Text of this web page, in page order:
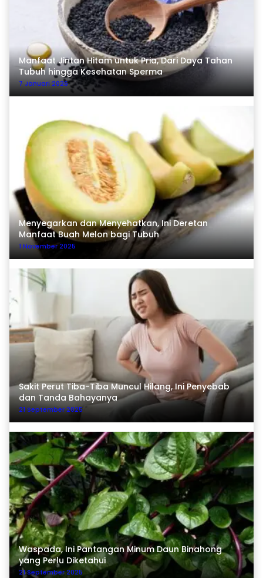
Manfaat Jintan Hitam untuk Pria, Dari Daya Tahan
Tubuh hingga Kesehatan Sperma
7 Januari 2026
Menyegarkan dan Menyehatkan, Ini Deretan
Manfaat Buah Melon bagi Tubuh
1 November 2025
Sakit Perut Tiba-Tiba Muncul Hilang, Ini Penyebab
dan Tanda Bahayanya
21 September 2025
Waspada, Ini Pantangan Minum Daun Binahong
yang Perlu Diketahui
21 September 2025